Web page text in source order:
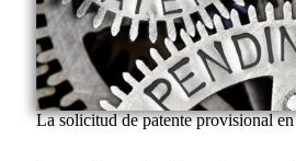
La solicitud de patente provisional